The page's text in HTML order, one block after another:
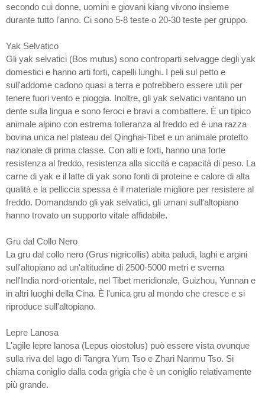
secondo cui donne, uomini e giovani kiang vivono insieme
durante tutto l'anno. Ci sono 5-8 teste o 20-30 teste per gruppo.
Yak Selvatico
Gli yak selvatici (Bos mutus) sono controparti selvagge degli yak
domestici e hanno arti forti, capelli lunghi. I peli sul petto e
sull'addome cadono quasi a terra e potrebbero essere utili per
tenere fuori vento e pioggia. Inoltre, gli yak selvatici vantano un
dente sulla lingua e sono feroci e bravi a combattere. È un tipico
animale alpino con estrema tolleranza al freddo ed è una razza
bovina unica nel plateau del Qinghai-Tibet e un animale protetto
nazionale di prima classe. Con alti e forti, hanno una forte
resistenza al freddo, resistenza alla siccità e capacità di peso. La
carne di yak e il latte di yak sono fonti di proteine e calore di alta
qualità e la pelliccia spessa è il materiale migliore per resistere al
freddo. Domandando gli yak selvatici, gli umani sull'altopiano
hanno trovato un supporto vitale affidabile.
Gru dal Collo Nero
La gru dal collo nero (Grus nigricollis) abita paludi, laghi e argini
sull'altopiano ad un'altitudine di 2500-5000 metri e sverna
nell'India nord-orientale, nel Tibet meridionale, Guizhou, Yunnan e
in altri luoghi della Cina. È l'unica gru al mondo che cresce e si
riproduce sull'altopiano.
Lepre Lanosa
L'agile lepre lanosa (Lepus oiostolus) può essere vista ovunque
sulla riva del lago di Tangra Yum Tso e Zhari Nanmu Tso. Si
chiama coniglio dalla coda grigia che è un coniglio relativamente
più grande.